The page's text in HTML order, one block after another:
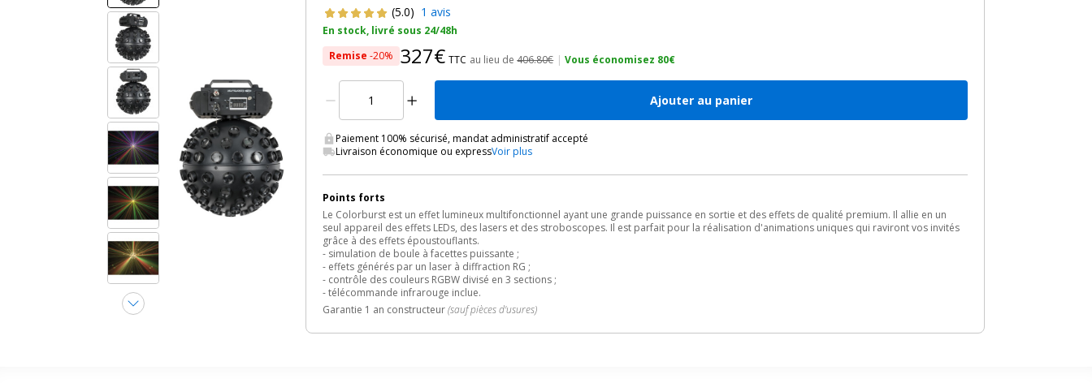
(5.0) 1 avis
En stock, livré sous 24/48h
Remise -20% 327€ TTC au lieu de406.80€ |Vous économisez 80€
Ajouter au panier
Paiement 100% sécurisé, mandat administratif accepté
Livraison économique ou expressVoir plus
Points forts
Le Colorburst est un effet lumineux multifonctionnel ayant une grande puissance en sortie et des effets de qualité premium. Il allie en un
seul appareil des effets LEDs, des lasers et des stroboscopes. Il est parfait pour la réalisation d'animations uniques qui raviront vos invités
grâce à des effets époustouflants.
- simulation de boule à facettes puissante ;
- effets générés par un laser à diffraction RG ;
- contrôle des couleurs RGBW divisé en 3 sections ;
- télécommande infrarouge inclue.
Garantie 1 an constructeur(sauf pièces d'usures)